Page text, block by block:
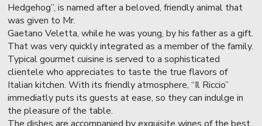
Hedgehog”, is named after a beloved, friendly animal that
was given to Mr.
Gaetano Veletta, while he was young, by his father as a gift.
That was very quickly integrated as a member of the family.
Typical gourmet cuisine is served to a sophisticated
clientele who appreciates to taste the true flavors of
Italian kitchen. With its friendly atmosphere, “Il Riccio”
immediatly puts its guests at ease, so they can indulge in
the pleasure of the table.